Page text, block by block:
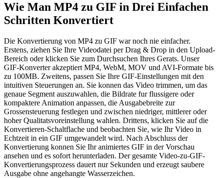
Wie Man MP4 zu GIF in Drei Einfachen
Schritten Konvertiert
Die Konvertierung von MP4 zu GIF war noch nie einfacher.
Erstens, ziehen Sie Ihre Videodatei per Drag & Drop in den Upload-
Bereich oder klicken Sie zum Durchsuchen Ihres Gerats. Unser
GIF-Konverter akzeptiert MP4, WebM, MOV und AVI-Formate bis
zu 100MB. Zweitens, passen Sie Ihre GIF-Einstellungen mit den
intuitiven Steuerungen an. Sie konnen das Video trimmen, um das
genaue Segment auszuwahlen, die Bildrate fur flussigere oder
kompaktere Animation anpassen, die Ausgabebreite zur
Grossensteuerung festlegen und zwischen niedriger, mittlerer oder
hoher Qualitatsvoreinstellung wahlen. Drittens, klicken Sie auf die
Konvertieren-Schaltflache und beobachten Sie, wie Ihr Video in
Echtzeit in ein GIF umgewandelt wird. Nach Abschluss der
Konvertierung konnen Sie Ihr animiertes GIF in der Vorschau
ansehen und es sofort herunterladen. Der gesamte Video-zu-GIF-
Konvertierungsprozess dauert nur Sekunden und erzeugt saubere
Ausgabe ohne angehangte Wasserzeichen.